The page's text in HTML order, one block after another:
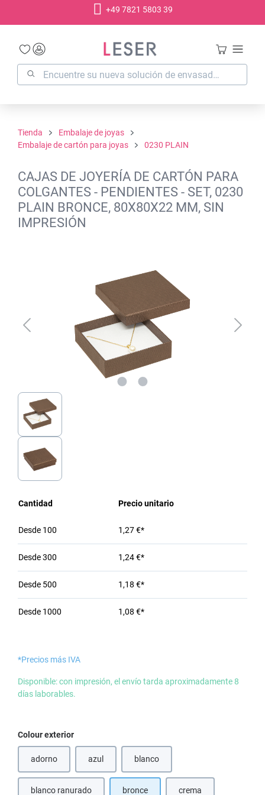
+49 7821 5803 39
Tienda
Embalaje de joyas
Embalaje de cartón para joyas
0230 PLAIN
CAJAS DE JOYERÍA DE CARTÓN PARA
COLGANTES - PENDIENTES - SET, 0230
PLAIN BRONCE, 80X80X22 MM, SIN
IMPRESIÓN
Cantidad Precio unitario
Desde 100 1,27 €*
Desde300 1,24 €*
Desde 500 1,18 €*
Desde 1000 1,08 €*
*Precios más IVA
Disponible: con impresión, el envío tarda aproximadamente 8
días laborables.
Seleccione
Colour exterior
adorno(Esta opción no está disponible en este momento.)
azul blanco(Esta opción no está disponible en
blanco ranurado bronce crema